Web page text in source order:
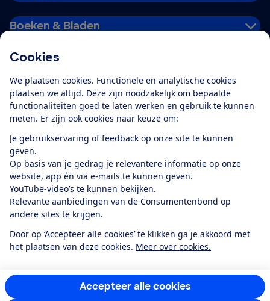
Cookies
We plaatsen cookies. Functionele en analytische cookies
plaatsen we altijd. Deze zijn noodzakelijk om bepaalde
functionaliteiten goed te laten werken en gebruik te kunnen
meten. Er zijn ook cookies naar keuze om:
Je gebruikservaring of feedback op onze site te kunnen
geven.
Op basis van je gedrag je relevantere informatie op onze
website, app én via e-mails te kunnen geven.
YouTube-video’s te kunnen bekijken.
Relevante aanbiedingen van de Consumentenbond op
andere sites te krijgen.
Door op ‘Accepteer alle cookies’ te klikken ga je akkoord met
het plaatsen van deze cookies. Meer over cookies.
Accepteer alle cookies
Boeken & Bladen
Alles over de
app
Algemene Voorwaarden
Privacyverklaring
Cookiebeleid
Privacyvoorkeuren
Toegankelijkheid
RSS-feed nieuws
Facebook
TwitterInstagram
YoutubeLinkedIn
12.901consumentenbeoordelen de Consumentenbondmet gemiddeld